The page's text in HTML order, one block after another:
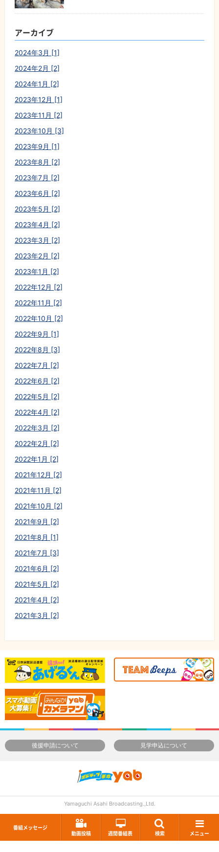
番組メッセージ
動画投稿
週間番組表 検索 メニュー
アーカイブ
2024年3月 [1]
2024年2月 [2]
2024年1月 [2]
2023年12月 [1]
2023年11月 [2]
2023年10月 [3]
2023年9月 [1]
2023年8月 [2]
2023年7月 [2]
2023年6月 [2]
2023年5月 [2]
2023年4月 [2]
2023年3月 [2]
2023年2月 [2]
2023年1月 [2]
2022年12月 [2]
2022年11月 [2]
2022年10月 [2]
2022年9月 [1]
2022年8月 [3]
2022年7月 [2]
2022年6月 [2]
2022年5月 [2]
2022年4月 [2]
2022年3月 [2]
2022年2月 [2]
2022年1月 [2]
2021年12月 [2]
2021年11月 [2]
2021年10月 [2]
2021年9月 [2]
2021年8月 [1]
2021年7月 [3]
2021年6月 [2]
2021年5月 [2]
2021年4月 [2]
2021年3月 [2]
後援申請について 見学申込について
Yamaguchi Asahi Broadcasting.,Ltd.